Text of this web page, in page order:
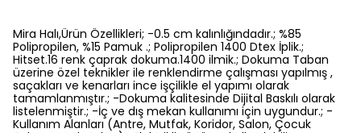
Mira Halı,Ürün Özellikleri; -0.5 cm kalınlığındadır.; %85
Polipropilen, %15 Pamuk .; Polipropilen 1400 Dtex İplik.;
Hitset.16 renk çaprak dokuma.1400 ilmik.; Dokuma Taban
üzerine özel teknikler ile renklendirme çalışması yapılmış ,
saçakları ve kenarları ince işçilikle el yapımı olarak
tamamlanmıştır.; -Dokuma kalitesinde Dijital Baskılı olarak
listelenmiştir.; -İç ve dış mekan kullanımı için uygundur.; -
Kullanım Alanları (Antre, Mutfak, Koridor, Salon, Çocuk